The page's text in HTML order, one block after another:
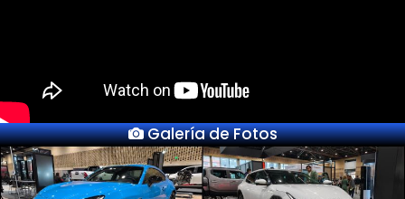
Galería de Fotos